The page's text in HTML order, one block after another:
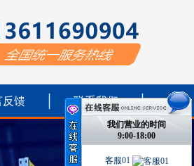
反馈 联系我们
我们营业的时间
9:00-18:00
客服01